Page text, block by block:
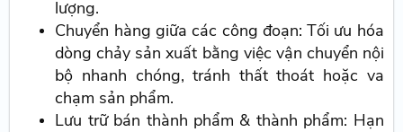
lượng.
Chuyển hàng giữa các công đoạn: Tối ưu hóa
dòng chảy sản xuất bằng việc vận chuyển nội
bộ nhanh chóng, tránh thất thoát hoặc va
chạm sản phẩm.
Lưu trữ bán thành phẩm & thành phẩm: Hạn